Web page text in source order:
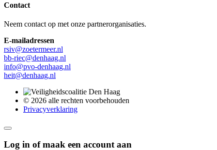
Contact
Neem contact op met onze partnerorganisaties.
E-mailadressen
rsiv@zoetermeer.nl
bb-riec@denhaag.nl
info@pvo-denhaag.nl
heit@denhaag.nl
© 2026 alle rechten voorbehouden
Privacyverklaring
Log in of maak een account aan